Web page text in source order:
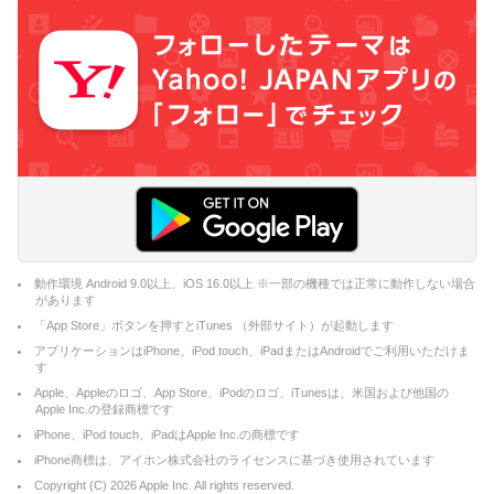
動作環境 Android 9.0以上、iOS 16.0以上 ※一部の機種では正常に動作しない場合
があります
「App Store」ボタンを押すとiTunes （外部サイト）が起動します
アプリケーションはiPhone、iPod touch、iPadまたはAndroidでご利用いただけま
す
Apple、Appleのロゴ、App Store、iPodのロゴ、iTunesは、米国および他国の
Apple Inc.の登録商標です
iPhone、iPod touch、iPadはApple Inc.の商標です
iPhone商標は、アイホン株式会社のライセンスに基づき使用されています
Copyright (C) 2026Apple Inc. All rights reserved.